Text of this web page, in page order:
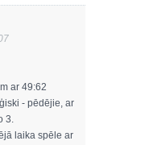
ar 49:62
- pēdējie, ar
3.
laika spēle ar